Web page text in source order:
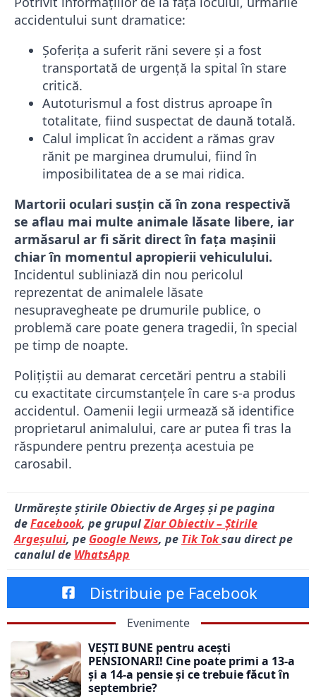
accidentului sunt dramatice:
Șoferița a suferit răni severe și a fost
transportată de urgență la spital în stare
critică.
Autoturismul a fost distrus aproape în
totalitate, fiind suspectat de daună totală.
Calul implicat în accident a rămas grav
rănit pe marginea drumului, fiind în
imposibilitatea de a se mai ridica.
Martorii oculari susțin că în zona respectivă
se aflau mai multe animale lăsate libere, iar
armăsarul ar fi sărit direct în fața mașinii
chiar în momentul apropierii vehiculului.
Incidentul subliniază din nou pericolul
reprezentat de animalele lăsate
nesupravegheate pe drumurile publice, o
problemă care poate genera tragedii, în special
pe timp de noapte.
Polițiștii au demarat cercetări pentru a stabili
cu exactitate circumstanțele în care s-a produs
accidentul. Oamenii legii urmează să identifice
proprietarul animalului, care ar putea fi tras la
răspundere pentru prezența acestuia pe
carosabil.
Urmărește știrile Obiectiv de Argeș și pe pagina
deFacebook, pe grupulZiar Obiectiv – Știrile
Argeșului, pe Google News, pe Tik Toksau direct pe
canalul de WhatsApp
Distribuie pe Facebook
Evenimente
VEȘTI BUNE pentru acești
PENSIONARI! Cine poate primi a 13-a
și a 14-a pensie și ce trebuie făcut în
septembrie?